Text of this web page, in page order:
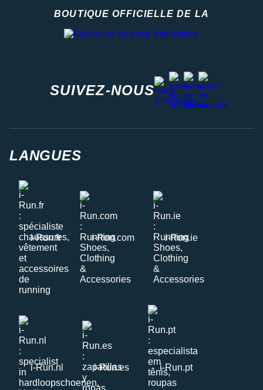
BOUTIQUE OFFICIELLE DE LA
SUIVEZ-NOUS
instagram
facebook
stravayoutube
LANGUES
i-Run.fr i-Run.com i-Run.ie
i-Run.nl i-Run.es i-Run.pt